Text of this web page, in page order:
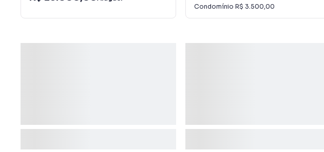
Condomínio R$ 3.500,00